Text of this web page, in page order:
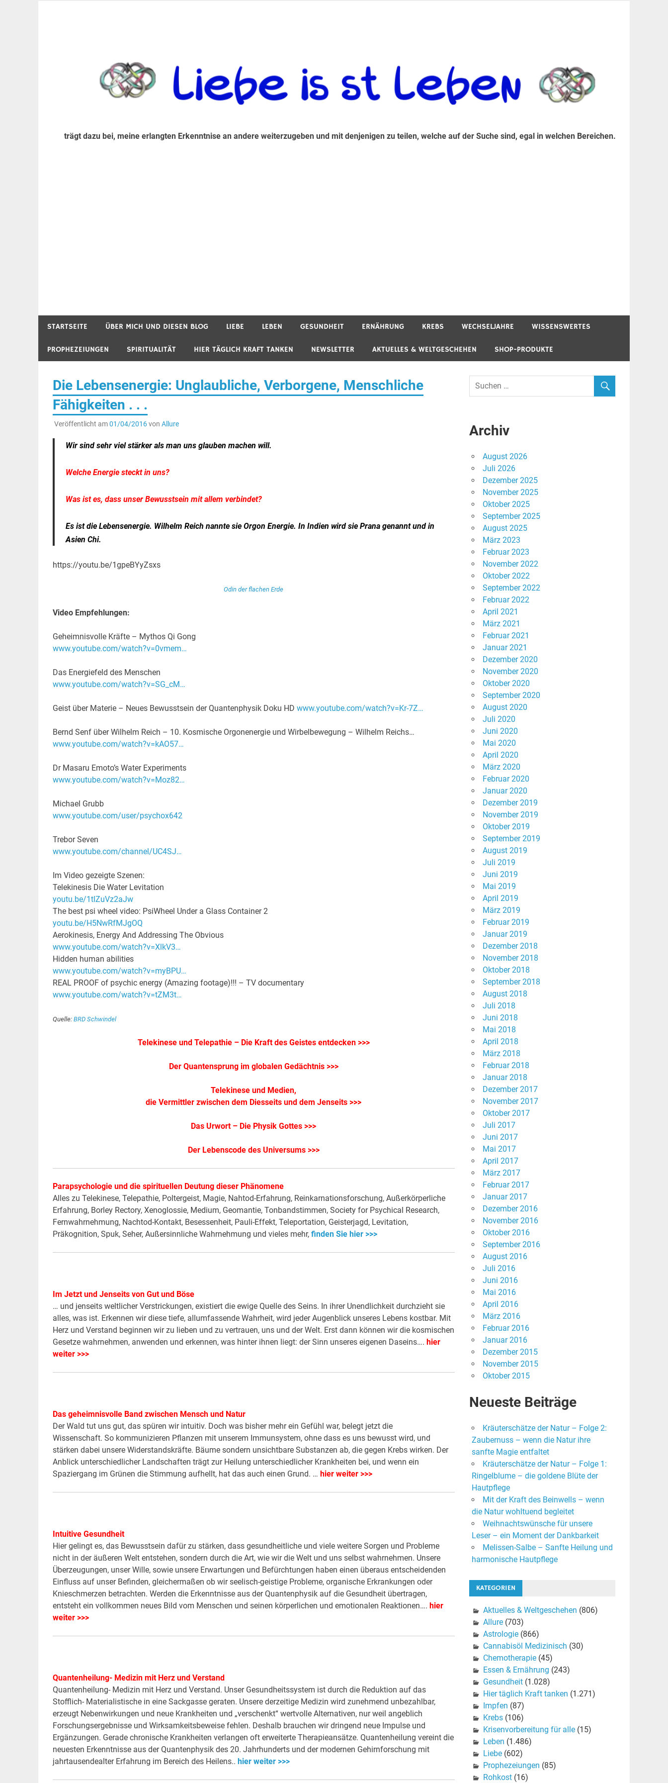
trägt dazu bei, meine erlangten Erkenntnise an andere weiterzugeben und mit denjenigen zu teilen, welche auf der Suche sind, egal in welchen Bereichen.
STARTSEITE ÜBER MICH UND DIESEN BLOG LIEBE LEBEN GESUNDHEIT ERNÄHRUNG KREBS WECHSELJAHRE WISSENSWERTES
PROPHEZEIUNGEN SPIRITUALITÄT HIER TÄGLICH KRAFT TANKEN NEWSLETTER AKTUELLES & WELTGESCHEHEN SHOP-PRODUKTE
Die Lebensenergie: Unglaubliche, Verborgene, Menschliche
Fähigkeiten . . .
Veröffentlicht am01/04/2016von Allure
Wir sind sehr viel stärker als man uns glauben machen will.
Welche Energie steckt in uns?
Was ist es, dass unser Bewusstsein mit allem verbindet?
Es ist die Lebensenergie. Wilhelm Reich nannte sie Orgon Energie. In Indien wird sie Prana genannt und in
Asien Chi.
https://youtu.be/1gpeBYyZsxs
Odin der flachen Erde
Video Empfehlungen:
Geheimnisvolle Kräfte – Mythos Qi Gong
www.youtube.com/watch?v=0vmem…
Das Energiefeld des Menschen
www.youtube.com/watch?v=SG_cM…
Geist über Materie – Neues Bewusstsein der Quantenphysik Doku HD www.youtube.com/watch?v=Kr-7Z…
Bernd Senf über Wilhelm Reich – 10. Kosmische Orgonenergie und Wirbelbewegung – Wilhelm Reichs…
www.youtube.com/watch?v=kAO57…
Dr Masaru Emoto’s Water Experiments
www.youtube.com/watch?v=Moz82…
Michael Grubb
www.youtube.com/user/psychox642
Trebor Seven
www.youtube.com/channel/UC4SJ…
Im Video gezeigte Szenen:
Telekinesis Die Water Levitation
youtu.be/1tlZuVz2aJw
The best psi wheel video: PsiWheel Under a Glass Container 2
youtu.be/H5NwRfMJgOQ
Aerokinesis, Energy And Addressing The Obvious
www.youtube.com/watch?v=XlkV3…
Hidden human abilities
www.youtube.com/watch?v=myBPU…
REAL PROOF of psychic energy (Amazing footage)!!! – TV documentary
www.youtube.com/watch?v=tZM3t…
Quelle: BRD Schwindel
Telekinese und Telepathie – Die Kraft des Geistes entdecken >>>
Der Quantensprung im globalen Gedächtnis >>>
Telekinese und Medien,
die Vermittler zwischen dem Diesseits und dem Jenseits >>>
Das Urwort – Die Physik Gottes >>>
Der Lebenscode des Universums >>>
Parapsychologie und die spirituellen Deutung dieser Phänomene
Alles zu Telekinese, Telepathie, Poltergeist, Magie, Nahtod-Erfahrung, Reinkarnationsforschung, Außerkörperliche
Erfahrung, Borley Rectory, Xenoglossie, Medium, Geomantie, Tonbandstimmen, Society for Psychical Research,
Fernwahrnehmung, Nachtod-Kontakt, Besessenheit, Pauli-Effekt, Teleportation, Geisterjagd, Levitation,
Präkognition, Spuk, Seher, Außersinnliche Wahrnehmung und vieles mehr, finden Sie hier >>>
Im Jetzt und Jenseits von Gut und Böse
… und jenseits weltlicher Verstrickungen, existiert die ewige Quelle des Seins. In ihrer Unendlichkeit durchzieht sie
alles, was ist. Erkennen wir diese tiefe, allumfassende Wahrheit, wird jeder Augenblick unseres Lebens kostbar. Mit
Herz und Verstand beginnen wir zu lieben und zu vertrauen, uns und der Welt. Erst dann können wir die kosmischen
Gesetze wahrnehmen, anwenden und erkennen, was hinter ihnen liegt: der Sinn unseres eigenen Daseins…. hier
weiter >>>
Das geheimnisvolle Band zwischen Mensch und Natur
Der Wald tut uns gut, das spüren wir intuitiv. Doch was bisher mehr ein Gefühl war, belegt jetzt die
Wissenschaft. So kommunizieren Pflanzen mit unserem Immunsystem, ohne dass es uns bewusst wird, und
stärken dabei unsere Widerstandskräfte. Bäume sondern unsichtbare Substanzen ab, die gegen Krebs wirken. Der
Anblick unterschiedlicher Landschaften trägt zur Heilung unterschiedlicher Krankheiten bei, und wenn ein
Spaziergang im Grünen die Stimmung aufhellt, hat das auch einen Grund. … hier weiter >>>
Intuitive Gesundheit
Hier gelingt es, das Bewusstsein dafür zu stärken, dass gesundheitliche und viele weitere Sorgen und Probleme
nicht in der äußeren Welt entstehen, sondern durch die Art, wie wir die Welt und uns selbst wahrnehmen. Unsere
Überzeugungen, unser Wille, sowie unsere Erwartungen und Befürchtungen haben einen überaus entscheidenden
Einfluss auf unser Befinden, gleichermaßen ob wir seelisch-geistige Probleme, organische Erkrankungen oder
Knieschmerzen betrachten. Werden die Erkenntnisse aus der Quantenphysik auf die Gesundheit übertragen,
entsteht ein vollkommen neues Bild vom Menschen und seinen körperlichen und emotionalen Reaktionen…. hier
weiter >>>
Quantenheilung- Medizin mit Herz und Verstand
Quantenheilung- Medizin mit Herz und Verstand. Unser Gesundheitssystem ist durch die Reduktion auf das
Stofflich- Materialistische in eine Sackgasse geraten. Unsere derzeitige Medizin wird zunehmend unbezahlbar,
erzeugt Nebenwirkungen und neue Krankheiten und „verschenkt“ wertvolle Alternativen, nur weil angeblich
Forschungsergebnisse und Wirksamkeitsbeweise fehlen. Deshalb brauchen wir dringend neue Impulse und
Ergänzungen. Gerade chronische Krankheiten verlangen oft erweiterte Therapieansätze. Quantenheilung vereint die
neuesten Erkenntnisse aus der Quantenphysik des 20. Jahrhunderts und der modernen Gehirnforschung mit
jahrtausendealter Erfahrung im Bereich des Heilens.. hier weiter >>>
Archiv
August 2026
Juli 2026
Dezember 2025
November 2025
Oktober 2025
September 2025
August 2025
März 2023
Februar 2023
November 2022
Oktober 2022
September 2022
Februar 2022
April 2021
März 2021
Februar 2021
Januar 2021
Dezember 2020
November 2020
Oktober 2020
September 2020
August 2020
Juli 2020
Juni 2020
Mai 2020
April 2020
März 2020
Februar 2020
Januar 2020
Dezember 2019
November 2019
Oktober 2019
September 2019
August 2019
Juli 2019
Juni 2019
Mai 2019
April 2019
März 2019
Februar 2019
Januar 2019
Dezember 2018
November 2018
Oktober 2018
September 2018
August 2018
Juli 2018
Juni 2018
Mai 2018
April 2018
März 2018
Februar 2018
Januar 2018
Dezember 2017
November 2017
Oktober 2017
Juli 2017
Juni 2017
Mai 2017
April 2017
März 2017
Februar 2017
Januar 2017
Dezember 2016
November 2016
Oktober 2016
September 2016
August 2016
Juli 2016
Juni 2016
Mai 2016
April 2016
März 2016
Februar 2016
Januar 2016
Dezember 2015
November 2015
Oktober 2015
Neueste Beiträge
Kräuterschätze der Natur – Folge 2:
Zaubernuss – wenn die Natur ihre
sanfte Magie entfaltet
Kräuterschätze der Natur – Folge 1:
Ringelblume – die goldene Blüte der
Hautpflege
Mit der Kraft des Beinwells – wenn
die Natur wohltuend begleitet
Weihnachtswünsche für unsere
Leser – ein Moment der Dankbarkeit
Melissen-Salbe – Sanfte Heilung und
harmonische Hautpflege
KATEGORIEN
Aktuelles & Weltgeschehen (806)
Allure(703)
Astrologie(866)
Cannabisöl Medizinisch (30)
Chemotherapie(45)
Essen & Ernährung (243)
Gesundheit(1.028)
Hier täglich Kraft tanken (1.271)
Impfen (87)
Krebs(106)
Krisenvorbereitung für alle(15)
Leben (1.486)
Liebe(602)
Prophezeiungen (85)
Rohkost(16)